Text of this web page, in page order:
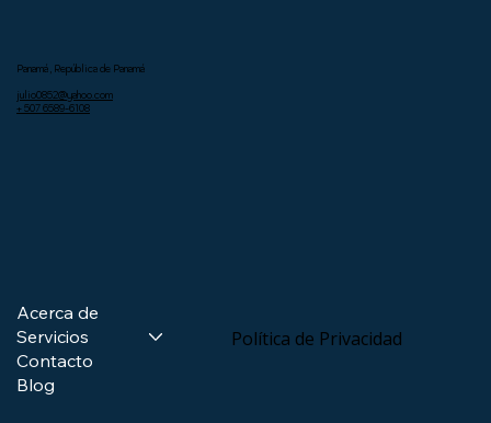
Panamá, República de Panamá
julio0852@yahoo.com
+ 507 6589-6108
Acerca de
Servicios
Contacto
Blog
Política de Privacidad